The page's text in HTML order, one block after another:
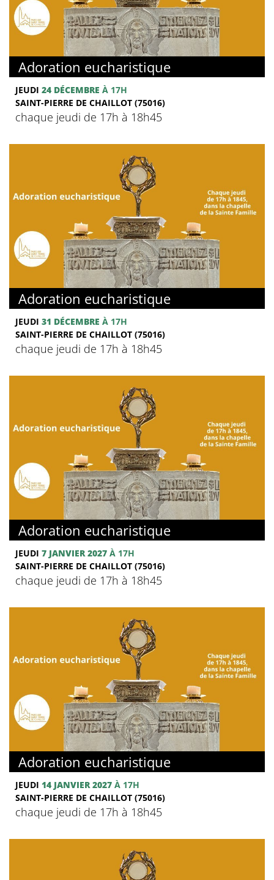
Adoration eucharistique
JEUDI 24 DÉCEMBRE À 17H
SAINT-PIERRE DE CHAILLOT (75016)
chaque jeudi de 17h à 18h45
Adoration eucharistique
JEUDI 31 DÉCEMBRE À 17H
SAINT-PIERRE DE CHAILLOT (75016)
chaque jeudi de 17h à 18h45
Adoration eucharistique
JEUDI 7 JANVIER 2027 À 17H
SAINT-PIERRE DE CHAILLOT (75016)
chaque jeudi de 17h à 18h45
Adoration eucharistique
JEUDI 14 JANVIER 2027 À 17H
SAINT-PIERRE DE CHAILLOT (75016)
chaque jeudi de 17h à 18h45